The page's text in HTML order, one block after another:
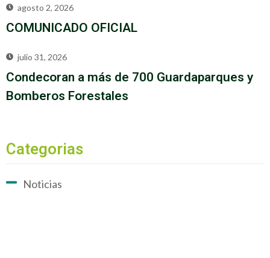
agosto 2, 2026
COMUNICADO OFICIAL
julio 31, 2026
Condecoran a más de 700 Guardaparques y
Bomberos Forestales
Categorias
Noticias